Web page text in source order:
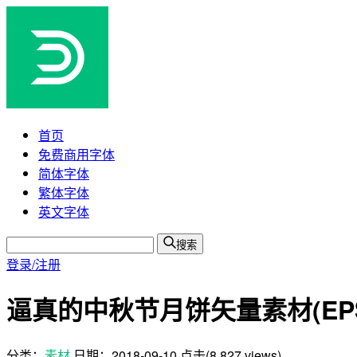
首页
免费商用字体
简体字体
繁体字体
英文字体
搜索
登录/注册
逼真的中秋节月饼矢量素材